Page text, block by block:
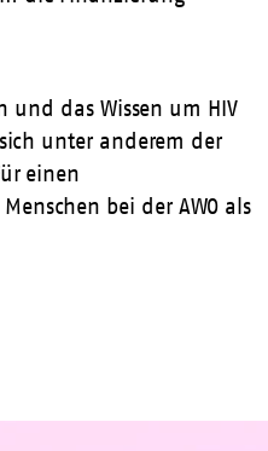
das Wissen um HIV
unter anderem der
einen
bei der AWO als